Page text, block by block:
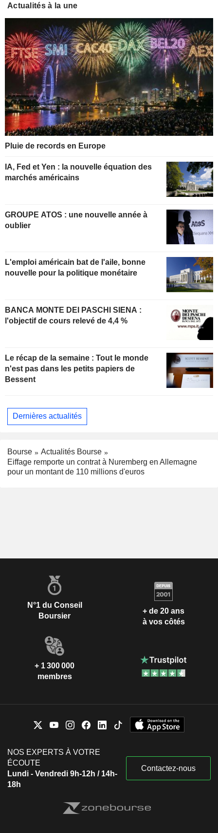
Actualités à la une
Pluie de records en Europe
IA, Fed et Yen : la nouvelle équation des
marchés américains
GROUPE ATOS : une nouvelle année à
oublier
L'emploi américain bat de l'aile, bonne
nouvelle pour la politique monétaire
BANCA MONTE DEI PASCHI SIENA :
l'objectif de cours relevé de 4,4 %
Le récap de la semaine : Tout le monde
n'est pas dans les petits papiers de
Bessent
Dernières actualités
Bourse
Actualités Bourse
Eiffage remporte un contrat à Nuremberg en Allemagne
pour un montant de 110 millions d'euros
N°1 du Conseil
Boursier
+ de 20 ans
à vos côtés
+ 1 300 000
membres
NOS EXPERTS À VOTRE
ÉCOUTE
Lundi - Vendredi 9h-12h / 14h-
18h
Contactez-nous